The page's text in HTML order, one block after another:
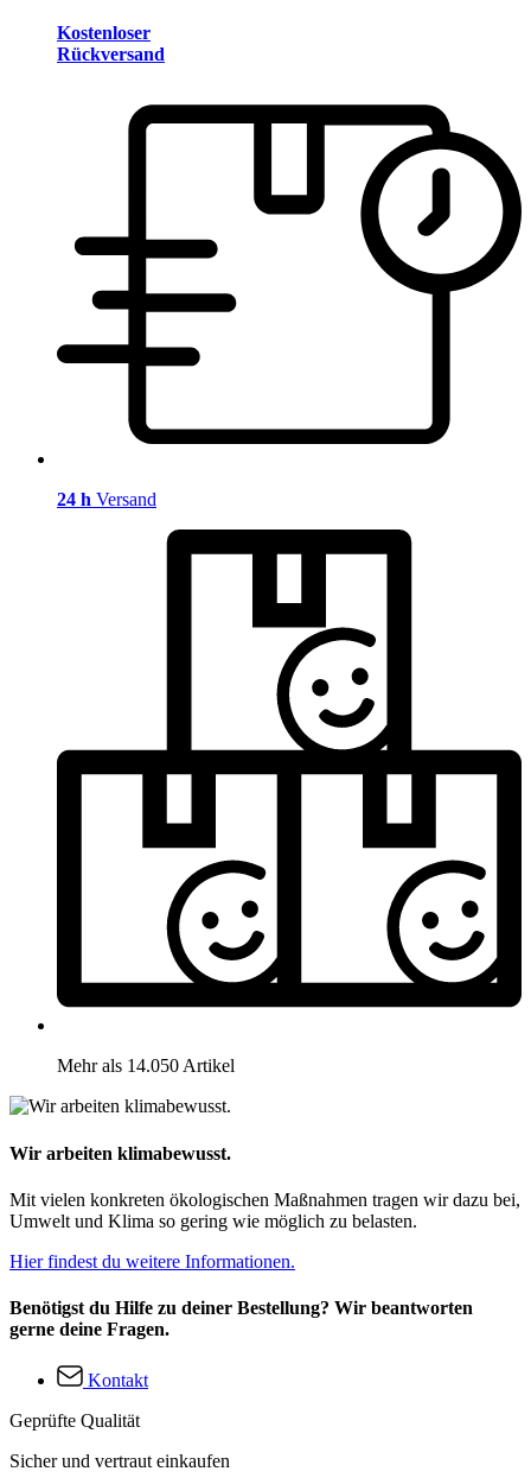
Kostenloser
Rückversand
24 h Versand
Mehr als 14.050 Artikel
Wir arbeiten klimabewusst.
Mit vielen konkreten ökologischen Maßnahmen tragen wir dazu bei,
Umwelt und Klima so gering wie möglich zu belasten.
Hier findest du weitere Informationen.
Benötigst du Hilfe zu deiner Bestellung? Wir beantworten
gerne deine Fragen.
Kontakt
Geprüfte Qualität
Sicher und vertraut einkaufen